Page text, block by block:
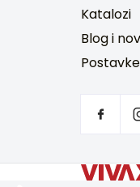
Katalozi
Blog i